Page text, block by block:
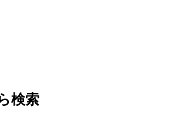
検索